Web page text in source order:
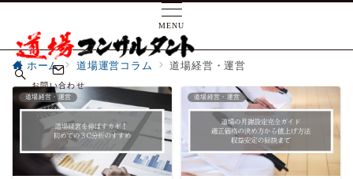
MENU
お問い合わせ
ホーム 道場運営コラム 道場経営・運営
道場経営・運営 道場経営・運営